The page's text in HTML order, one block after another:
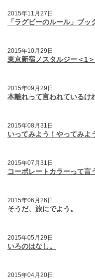
2015年11月27日
「ラグビーのルール」ブッ
2015年10月29日
東京新宿ノスタルジー＜1
2015年09月29日
本離れって言われているけ
2015年08月31日
いってみよう！やってみよ
2015年07月31日
コーポレートカラーって言
2015年06月26日
そうだ、旅にでよう。
2015年05月29日
いろのはなし。
2015年04月20日